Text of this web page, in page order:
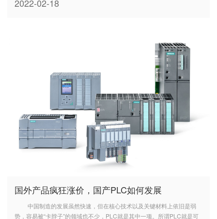
2022-02-18
国外产品疯狂涨价，国产PLC如何发展
中国制造的发展虽然快速，但在核心技术以及关键材料上依旧是弱
势，容易被“卡脖子”的领域也不少，PLC就是其中一项。所谓PLC就是可